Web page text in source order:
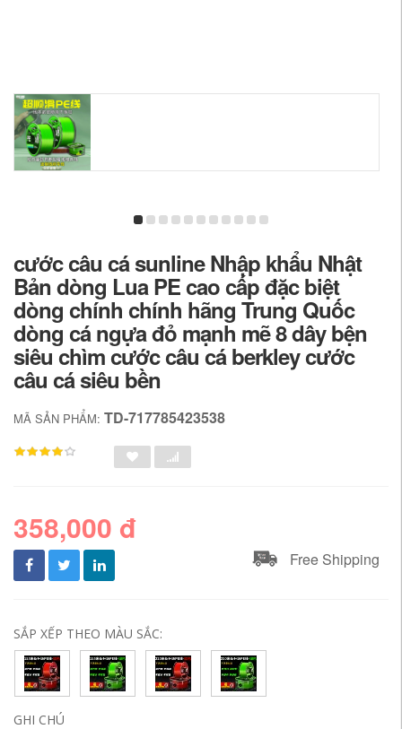
cước câu cá sunline Nhập khẩu Nhật
Bản dòng Lua PE cao cấp đặc biệt
dòng chính chính hãng Trung Quốc
dòng cá ngựa đỏ mạnh mẽ 8 dây bện
siêu chìm cước câu cá berkley cước
câu cá siêu bền
MÃ SẢN PHẨM: TD-717785423538
358,000 đ
Free Shipping
SẮP XẾP THEO MÀU SẮC:
GHI CHÚ